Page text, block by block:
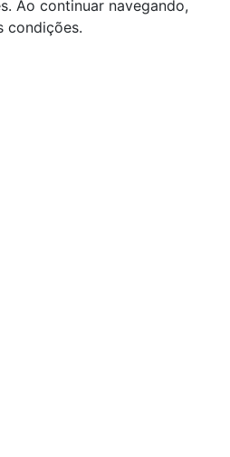
Ao continuar navegando,
condições.